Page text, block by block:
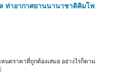
ท่าอากาศยานนานาชาติคิมโพ
หนดราคาที่ถูกต้องเสมอ อย่างไรก็ตาม